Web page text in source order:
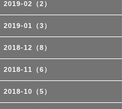
2019-02（2）
2019-01（3）
2018-12（8）
2018-11（6）
2018-10（5）